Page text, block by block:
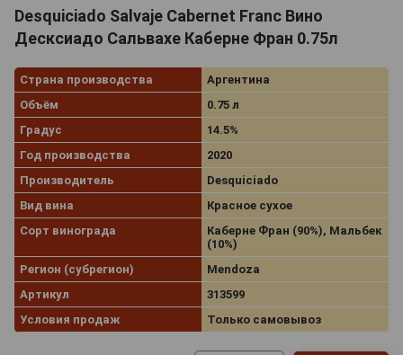
Desquiciado Salvaje Cabernet Franc Вино
Десксиадо Сальвахе Каберне Фран 0.75л
Страна производства
Аргентина
Объём
0.75 л
Градус
14.5%
Год производства
2020
Производитель
Desquiciado
Вид вина
Красное сухое
Сорт винограда
Каберне Фран (90%), Мальбек
(10%)
Регион (субрегион)
Mendoza
Артикул
313599
Условия продаж
Только самовывоз